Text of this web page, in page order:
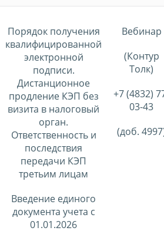
Порядок получения
квалифицированной
электронной
подписи.
Дистанционное
продление КЭП без
визита в налоговый
орган.
Ответственность и
последствия
передачи КЭП
третьим лицам
Введение единого
документа учета с
01.01.2026
Вебинар
(Контур
Толк)
+7 (4832)
03-43
(доб.